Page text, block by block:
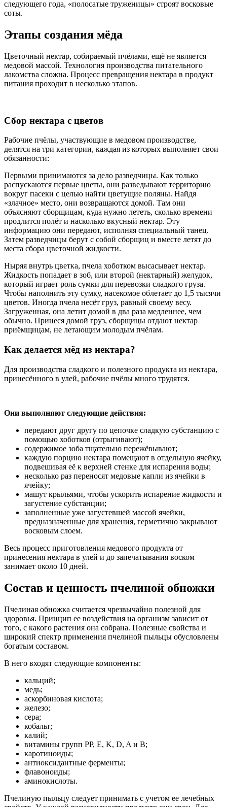
следующего года, «полосатые труженицы» строят восковые
соты.
Этапы создания мёда
Цветочный нектар, собираемый пчёлами, ещё не является
медовой массой. Технология производства питательного
лакомства сложна. Процесс превращения нектара в продукт
питания проходит в несколько этапов.
Сбор нектара с цветов
Рабочие пчёлы, участвующие в медовом производстве,
делятся на три категории, каждая из которых выполняет свои
обязанности:
Первыми принимаются за дело разведчицы. Как только
распускаются первые цветы, они разведывают территорию
вокруг пасеки с целью найти цветущие поляны. Найдя
«злачное» место, они возвращаются домой. Там они
объясняют сборщицам, куда нужно лететь, сколько времени
продлится полёт и насколько вкусный нектар. Эту
информацию они передают, исполняя специальный танец.
Затем разведчицы берут с собой сборщиц и вместе летят до
места сбора цветочной жидкости.
Ныряя внутрь цветка, пчела хоботком высасывает нектар.
Жидкость попадает в зоб, или второй (нектарный) желудок,
который играет роль сумки для перевозки сладкого груза.
Чтобы наполнить эту сумку, насекомое облетает до 1,5 тысячи
цветов. Иногда пчела несёт груз, равный своему весу.
Загруженная, она летит домой в два раза медленнее, чем
обычно. Принеся домой груз, сборщицы отдают нектар
приёмщицам, не летающим молодым пчёлам.
Как делается мёд из нектара?
Для производства сладкого и полезного продукта из нектара,
принесённого в улей, рабочие пчёлы много трудятся.
Они выполняют следующие действия:
передают друг другу по цепочке сладкую субстанцию с
помощью хоботков (отрыгивают);
содержимое зоба тщательно пережёвывают;
каждую порцию нектара помещают в отдельную ячейку,
подвешивая её к верхней стенке для испарения воды;
несколько раз переносят медовые капли из ячейки в
ячейку;
машут крыльями, чтобы ускорить испарение жидкости и
загустение субстанции;
заполненные уже загустевшей массой ячейки,
предназначенные для хранения, герметично закрывают
восковым слоем.
Весь процесс приготовления медового продукта от
принесения нектара в улей и до запечатывания воском
занимает около 10 дней.
Состав и ценность пчелиной обножки
Пчелиная обножка считается чрезвычайно полезной для
здоровья. Принцип ее воздействия на организм зависит от
того, с какого растения она собрана. Полезные свойства и
широкий спектр применения пчелиной пыльцы обусловлены
богатым составом.
В него входят следующие компоненты:
кальций;
медь;
аскорбиновая кислота;
железо;
сера;
кобальт;
калий;
витамины групп PP, E, K, D, A и B;
каротиноиды;
антиоксидантные ферменты;
флавоноиды;
аминокислоты.
Пчелиную пыльцу следует принимать с учетом ее лечебных